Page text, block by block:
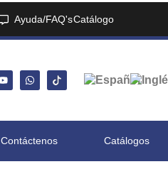
Ayuda/FAQ'sCatálogo
Contáctenos Catálogos